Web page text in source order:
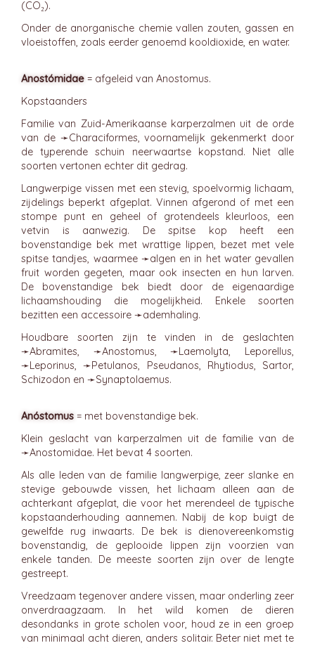
(CO₂).
Onder de anorganische chemie vallen zouten, gassen en
vloeistoffen, zoals eerder genoemd kooldioxide, en water.
Anostómidae = afgeleid van Anostomus.
Kopstaanders
Familie van Zuid-Amerikaanse karperzalmen uit de orde
van de ➛Characiformes, voornamelijk gekenmerkt door
de typerende schuin neerwaartse kopstand. Niet alle
soorten vertonen echter dit gedrag.
Langwerpige vissen met een stevig, spoelvormig lichaam,
zijdelings beperkt afgeplat. Vinnen afgerond of met een
stompe punt en geheel of grotendeels kleurloos, een
vetvin is aanwezig. De spitse kop heeft een
bovenstandige bek met wrattige lippen, bezet met vele
spitse tandjes, waarmee ➛algen en in het water gevallen
fruit worden gegeten, maar ook insecten en hun larven.
De bovenstandige bek biedt door de eigenaardige
lichaamshouding die mogelijkheid. Enkele soorten
bezitten een accessoire ➛ademhaling.
Houdbare soorten zijn te vinden in de geslachten
➛Abramites, ➛Anostomus, ➛Laemolyta, Leporellus,
➛Leporinus, ➛Petulanos, Pseudanos, Rhytiodus, Sartor,
Schizodon en ➛Synaptolaemus.
Anóstomus = met bovenstandige bek.
Klein geslacht van karperzalmen uit de familie van de
➛Anostomidae. Het bevat 4 soorten.
Als alle leden van de familie langwerpige, zeer slanke en
stevige gebouwde vissen, het lichaam alleen aan de
achterkant afgeplat, die voor het merendeel de typische
kopstaanderhouding aannemen. Nabij de kop buigt de
gewelfde rug inwaarts. De bek is dienovereenkomstig
bovenstandig, de geplooide lippen zijn voorzien van
enkele tanden. De meeste soorten zijn over de lengte
gestreept.
Vreedzaam tegenover andere vissen, maar onderling zeer
onverdraagzaam. In het wild komen de dieren
desondanks in grote scholen voor, houd ze in een groep
van minimaal acht dieren, anders solitair. Beter niet met te